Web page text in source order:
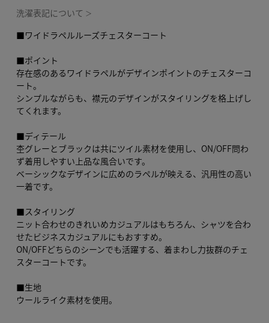
洗濯表記について ＞
■ワイドラペルルーズチェスターコート
■ポイント
存在感のあるワイドラペルがデザインポイントのチェスターコ
ート。
シンプルながらも、襟元のデザインがスタイリングを格上げし
てくれます。
■ディテール
杢グレーとブラックは共にツイル素材を使用し、ON/OFF問わ
ず着用しやすい上品な風合いです。
ベーシックなデザインに広めのラペルが映える、汎用性の高い
一着です。
■スタイリング
ニット合わせのきれいめカジュアルはもちろん、シャツを合わ
せたビジネスカジュアルにもおすすめ。
ON/OFFどちらのシーンでも活躍する、着まわし力抜群のチェ
スターコートです。
■生地
ウールライク素材を使用。